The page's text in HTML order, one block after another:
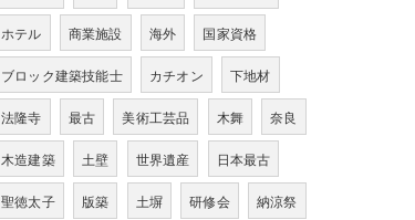
ホテル 商業施設 海外 国家資格
ブロック建築技能士 カチオン 下地材
法隆寺 最古 美術工芸品 木舞 奈良
木造建築 土壁 世界遺産 日本最古
聖徳太子 版築 土塀 研修会 納涼祭